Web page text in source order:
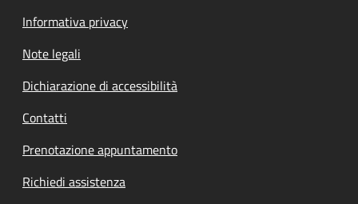
Informativa privacy
Note legali
Dichiarazione di accessibilità
Contatti
Prenotazione appuntamento
Richiedi assistenza